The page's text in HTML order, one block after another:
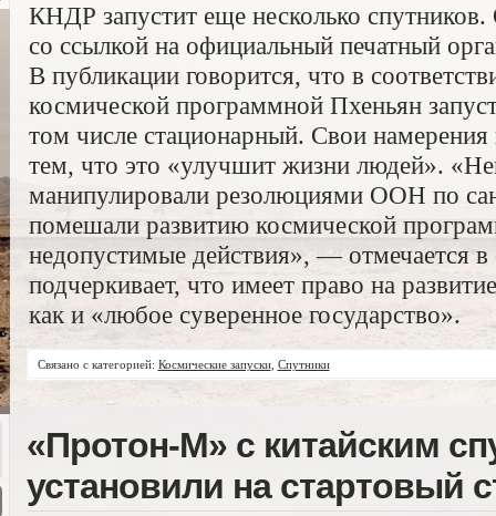
КНДР запустит еще несколько
со ссылкой на официальный печатный
В публикации говорится, что в
космической программной Пхеньян
том числе стационарный. Свои
тем, что это «улучшит жизни людей».
манипулировали резолюциями ООН по
помешали развитию космической
недопустимые действия», — отмечается
подчеркивает, что имеет право на
как и «любое суверенное государство».
Связано с категорией: Космические запуски, Спутники
«Протон-М» с китайским
установили на стартовый